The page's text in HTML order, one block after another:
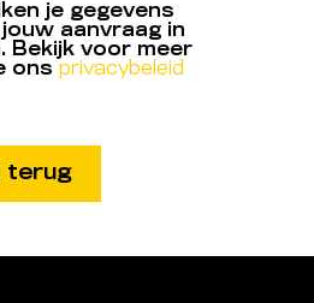
je gegevens
aanvraag in
Bekijk voor meer
ons privacybeleid